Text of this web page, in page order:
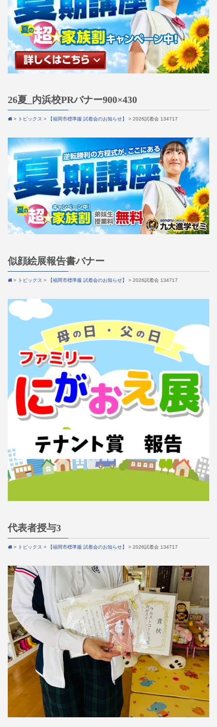
26夏_内浜校PRバナー900×430
> トピックス > 【福岡市標準服 試着会のお知らせ】 > 2026試着会 134717
似顔絵展報告書バナー
> トピックス > 【福岡市標準服 試着会のお知らせ】 > 2026試着会 134717
代表者授与3
> トピックス > 【福岡市標準服 試着会のお知らせ】 > 2026試着会 134717